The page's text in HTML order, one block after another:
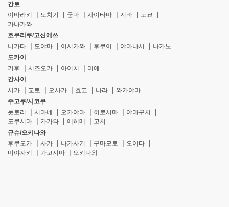
간토
이바라키
도치기 군마 사이타마 지바
도쿄
가나가와
호쿠리쿠/고신에쓰
니가타
도야마 이시카와 후쿠이 야마나시
나가노
도카이
기후
시즈오카 아이치
미에
간사이
시가
교토 오사카 효고 나라
와카야마
주고쿠/시코쿠
돗토리
시마네 오카야마 히로시마
야마구치
도쿠시마
가가와 에히메
고치
규슈/오키나와
후쿠오카
사가 나가사키 구마모토
오이타
미야자키
가고시마 오키나와